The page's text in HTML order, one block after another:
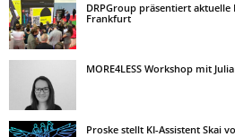
DRPGroup präsentiert
Frankfurt
MORE4LESS Workshop mit
Proske stellt KI-Assistent Skai